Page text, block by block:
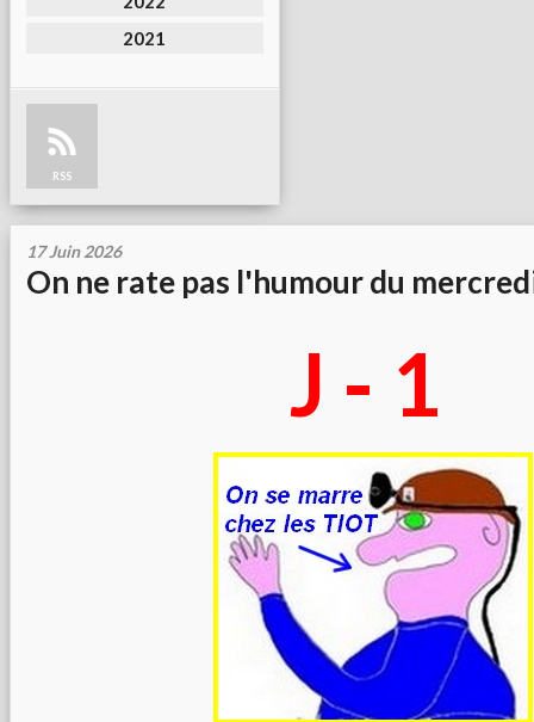
2021
RSS
17 Juin 2026
On ne rate pas l'humour du
J - 1